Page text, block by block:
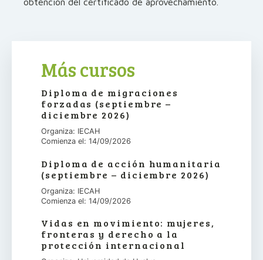
Más cursos
Diploma de migraciones
forzadas (septiembre –
diciembre 2026)
Organiza: IECAH
Comienza el: 14/09/2026
Diploma de acción humanitaria
(septiembre – diciembre 2026)
Organiza: IECAH
Comienza el: 14/09/2026
Vidas en movimiento: mujeres,
fronteras y derecho a la
protección internacional